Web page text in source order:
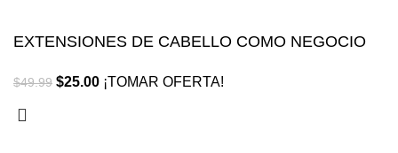
EXTENSIONES DE CABELLO COMO NEGOCIO
$49.99 $25.00 ¡TOMAR OFERTA!